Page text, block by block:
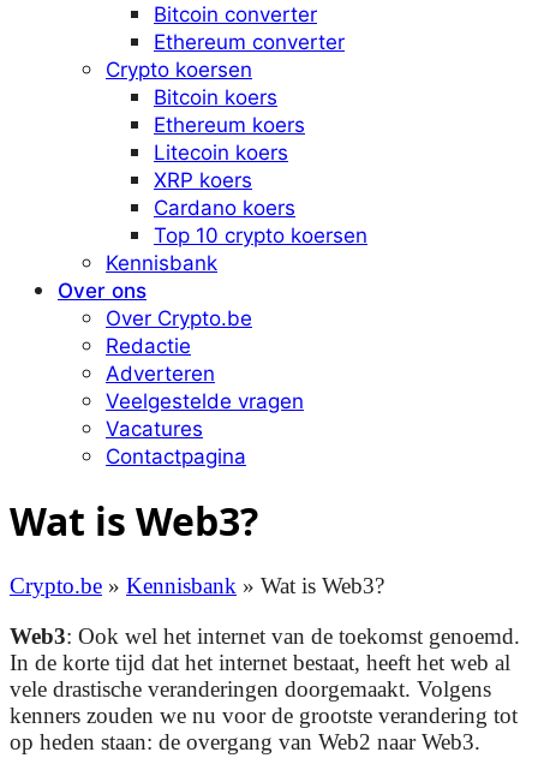
Bitcoin converter
Ethereum converter
Crypto koersen
Bitcoin koers
Ethereum koers
Litecoin koers
XRP koers
Cardano koers
Top 10 crypto koersen
Kennisbank
Over ons
Over Crypto.be
Redactie
Adverteren
Veelgestelde vragen
Vacatures
Contactpagina
Wat is Web3?
Crypto.be » Kennisbank » Wat is Web3?
Web3: Ook wel het internet van de toekomst genoemd.
In de korte tijd dat het internet bestaat, heeft het web al
vele drastische veranderingen doorgemaakt. Volgens
kenners zouden we nu voor de grootste verandering tot
op heden staan: de overgang van Web2 naar Web3.